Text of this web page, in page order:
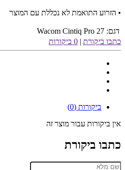
• הזרוע התואמת לא נכללת עם המוצר
דגם: Wacom Cintiq Pro 27
כתבו ביקורת | 0 ביקורות
ביקורות (0)
אין ביקורות עבור מוצר זה
כתבו ביקורת